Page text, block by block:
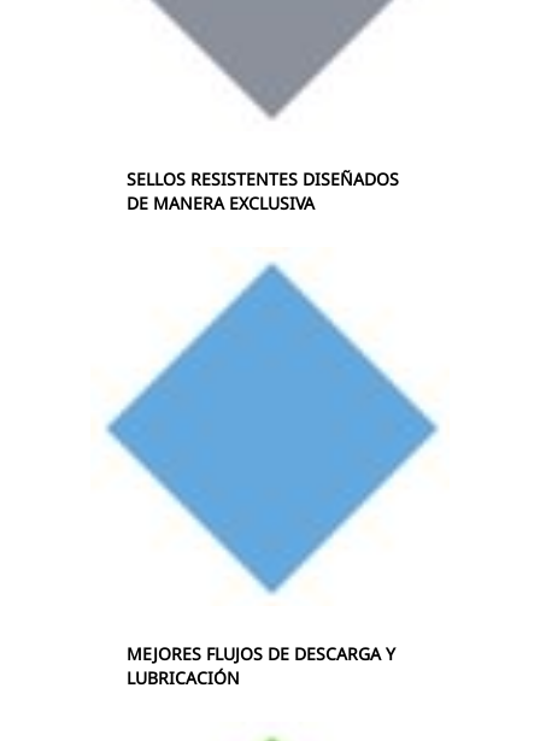
SELLOS RESISTENTES DISEÑADOS
DE MANERA EXCLUSIVA
MEJORES FLUJOS DE DESCARGA Y
LUBRICACIÓN